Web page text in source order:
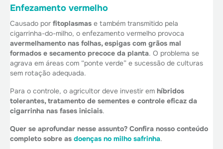
Enfezamento vermelho
Causado por fitoplasmas e também transmitido pela
cigarrinha-do-milho, o enfezamento vermelho provoca
avermelhamento nas folhas, espigas com grãos mal
formados e secamento precoce da planta. O problema se
agrava em áreas com “ponte verde” e sucessão de culturas
sem rotação adequada.
Para o controle, o agricultor deve investir em híbridos
tolerantes, tratamento de sementes e controle eficaz da
cigarrinha nas fases iniciais.
Quer se aprofundar nesse assunto? Confira nosso conteúdo
completo sobre as doenças no milho safrinha.